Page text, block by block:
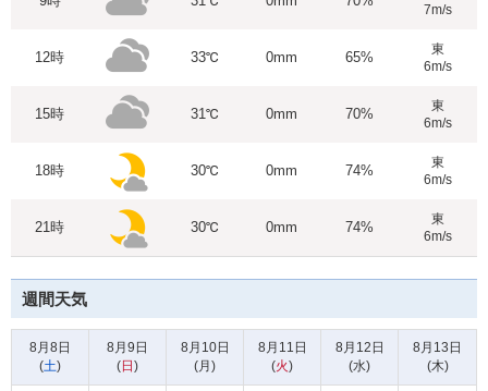
7m/s
12時 33℃ 0mm 65%
東
6m/s
15時 31℃ 0mm 70%
東
6m/s
18時 30℃ 0mm 74%
東
6m/s
21時 30℃ 0mm 74%
東
6m/s
週間天気
8月8日
(土)
8月9日
(日 )
8月10日
(月 )
8月11日
(火)
8月12日
(水)
8月13日
(木)